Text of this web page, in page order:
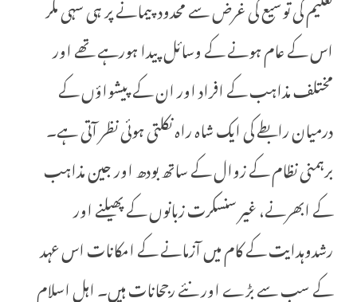
اس کے عام ہونے کے وسائل پیدا ہورہے تھے اور
مختلف مذاہب کے افراد اور ان کے پیشواؤں کے
درمیان رابطے کی ایک شاہ راہ نکلتی ہوئی نظر آتی ہے۔
برہمنی نظام کے زوال کے ساتھ بودھ اور جین مذاہب
کے ابھرنے، غیر سنسکرت زبانوں کے پھیلنے اور
رشدوہدایت کے کام میں آزمانے کے امکانات اس عہد
کے سب سے بڑے اور نئے رجحانات ہیں۔ اہلِ اسلام